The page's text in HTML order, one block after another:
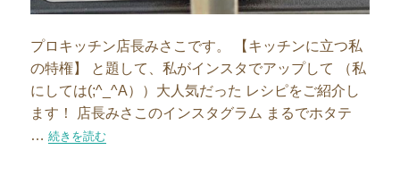
プロキッチン店長みさこです。 【キッチンに立つ私
の特権】 と題して、私がインスタでアップして （私
にしては(;^_^A））大人気だった レシピをご紹介し
ます！ 店長みさこのインスタグラム まるでホタテ
…“捨てないで！ちょこっとフライパンで作る激うまレシピ”の
続きを読む